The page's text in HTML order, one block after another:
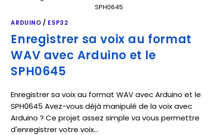
SPH0645
ARDUINO / ESP32
Enregistrer sa voix au format
WAV avec Arduino et le
SPH0645
Enregistrer sa voix au format WAV avec Arduino et le
SPH0645 Avez-vous déjà manipulé de la voix avec
Arduino ? Ce projet assez simple va vous permettre
d'enregistrer votre voix…